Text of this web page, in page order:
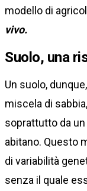
modello di
vivo.
Suolo, una
Un suolo,
miscela di
soprattutto da
abitano. Questo
di variabilità
senza il quale